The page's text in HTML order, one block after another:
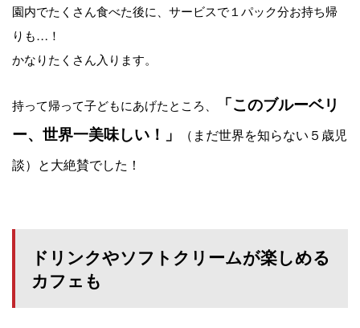
園内でたくさん食べた後に、サービスで１パック分お持ち帰
りも…！
かなりたくさん入ります。
持って帰って子どもにあげたところ、
「このブルーベリ
ー、世界一美味しい！」
（まだ世界を知らない５歳児
談）と大絶賛でした！
ドリンクやソフトクリームが楽しめる
カフェも